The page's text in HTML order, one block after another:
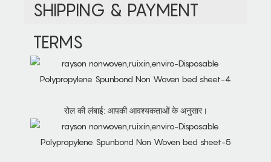
SHIPPING & PAYMENT
TERMS
रोल की लंबाई: आपकी आवश्यकताओं के अनुसार।